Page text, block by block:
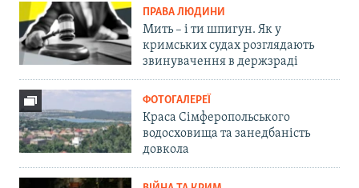
ПРАВА ЛЮДИНИ
Мить – і ти шпигун. Як у
кримських судах розглядають
звинувачення в держзраді
ФОТОГАЛЕРЕЇ
Краса Сімферопольського
водосховища та занедбаність
довкола